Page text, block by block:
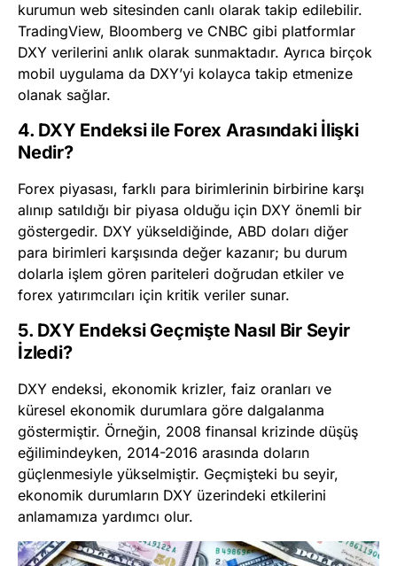
kurumun web sitesinden canlı olarak takip edilebilir.
TradingView, Bloomberg ve CNBC gibi platformlar
DXY verilerini anlık olarak sunmaktadır. Ayrıca birçok
mobil uygulama da DXY’yi kolayca takip etmenize
olanak sağlar.
4. DXY Endeksi ile Forex Arasındaki İlişki
Nedir?
Forex piyasası, farklı para birimlerinin birbirine karşı
alınıp satıldığı bir piyasa olduğu için DXY önemli bir
göstergedir. DXY yükseldiğinde, ABD doları diğer
para birimleri karşısında değer kazanır; bu durum
dolarla işlem gören pariteleri doğrudan etkiler ve
forex yatırımcıları için kritik veriler sunar.
5. DXY Endeksi Geçmişte Nasıl Bir Seyir
İzledi?
DXY endeksi, ekonomik krizler, faiz oranları ve
küresel ekonomik durumlara göre dalgalanma
göstermiştir. Örneğin, 2008 finansal krizinde düşüş
eğilimindeyken, 2014-2016 arasında doların
güçlenmesiyle yükselmiştir. Geçmişteki bu seyir,
ekonomik durumların DXY üzerindeki etkilerini
anlamamıza yardımcı olur.